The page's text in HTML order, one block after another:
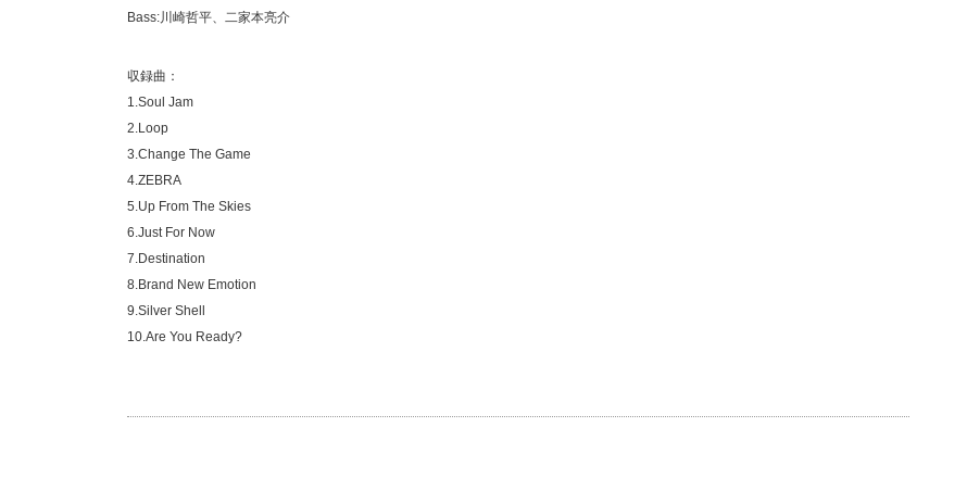
Bass:川崎哲平、二家本亮介
収録曲：
1.Soul Jam
2.Loop
3.Change The Game
4.ZEBRA
5.Up From The Skies
6.Just For Now
7.Destination
8.Brand New Emotion
9.Silver Shell
10.Are You Ready?